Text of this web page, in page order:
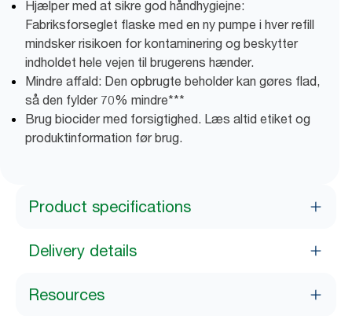
Hjælper med at sikre god håndhygiejne:
Fabriksforseglet flaske med en ny pumpe i hver refill
mindsker risikoen for kontaminering og beskytter
indholdet hele vejen til brugerens hænder.
Mindre affald: Den opbrugte beholder kan gøres flad,
så den fylder 70% mindre***
Brug biocider med forsigtighed. Læs altid etiket og
produktinformation før brug.
Product specifications
Delivery details
Resources